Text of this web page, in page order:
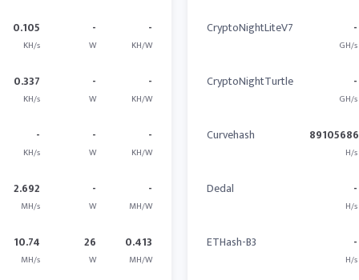
0.105
KH/s
-
W
-
KH/W
0.337
KH/s
-
W
-
KH/W
-
KH/s
-
W
-
KH/W
2.692
MH/s
-
W
-
MH/W
10.74
MH/s
26
W
0.413
MH/W
CryptoNightLiteV7 -
GH/s
CryptoNightTurtle -
GH/s
Curvehash
H/s
Dedal -
H/s
ETHash-B3 -
H/s